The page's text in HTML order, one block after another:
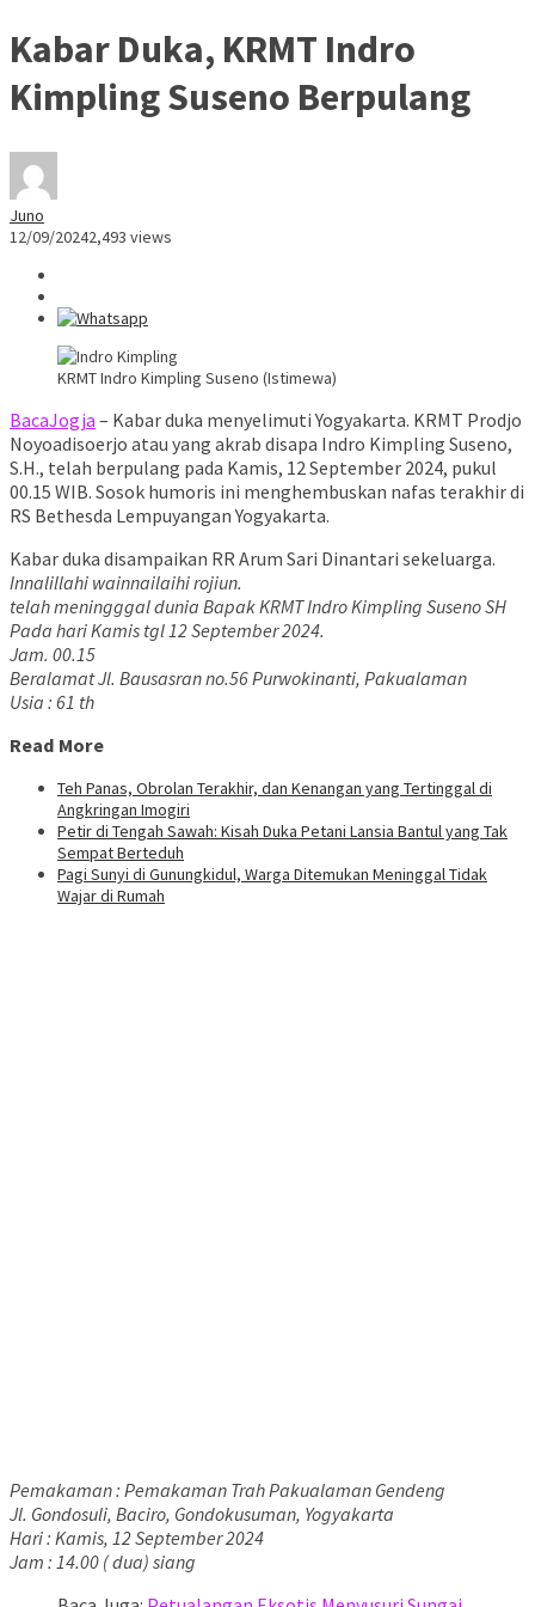
Kabar Duka, KRMT Indro
Kimpling Suseno Berpulang
Juno
12/09/20242,493 views
KRMT Indro Kimpling Suseno (Istimewa)
BacaJogja – Kabar duka menyelimuti Yogyakarta. KRMT Prodjo
Noyoadisoerjo atau yang akrab disapa Indro Kimpling Suseno,
S.H., telah berpulang pada Kamis, 12 September 2024, pukul
00.15 WIB. Sosok humoris ini menghembuskan nafas terakhir di
RS Bethesda Lempuyangan Yogyakarta.
Kabar duka disampaikan RR Arum Sari Dinantari sekeluarga.
Innalillahi wainnailaihi rojiun.
telah meningggal dunia Bapak KRMT Indro Kimpling Suseno SH
Pada hari Kamis tgl 12 September 2024.
Jam. 00.15
Beralamat Jl. Bausasran no.56 Purwokinanti, Pakualaman
Usia : 61 th
Read More
Teh Panas, Obrolan Terakhir, dan Kenangan yang Tertinggal di
Angkringan Imogiri
Petir di Tengah Sawah: Kisah Duka Petani Lansia Bantul yang Tak
Sempat Berteduh
Pagi Sunyi di Gunungkidul, Warga Ditemukan Meninggal Tidak
Wajar di Rumah
Pemakaman : Pemakaman Trah Pakualaman Gendeng
Jl. Gondosuli, Baciro, Gondokusuman, Yogyakarta
Hari : Kamis, 12 September 2024
Jam : 14.00 ( dua) siang